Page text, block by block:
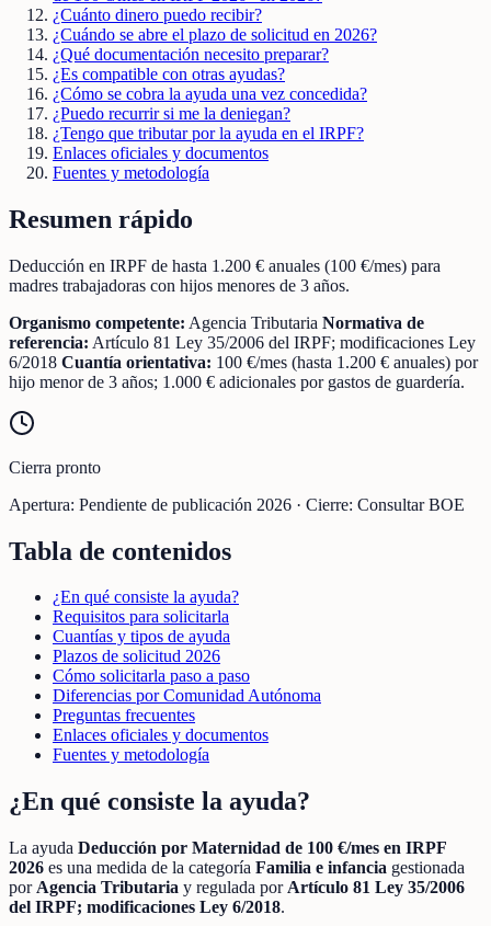
¿Cuánto dinero puedo recibir?
¿Cuándo se abre el plazo de solicitud en 2026?
¿Qué documentación necesito preparar?
¿Es compatible con otras ayudas?
¿Cómo se cobra la ayuda una vez concedida?
¿Puedo recurrir si me la deniegan?
¿Tengo que tributar por la ayuda en el IRPF?
Enlaces oficiales y documentos
Fuentes y metodología
Resumen rápido
Deducción en IRPF de hasta 1.200 € anuales (100 €/mes) para
madres trabajadoras con hijos menores de 3 años.
Organismo competente: Agencia Tributaria Normativa de
referencia: Artículo 81 Ley 35/2006 del IRPF; modificaciones Ley
6/2018 Cuantía orientativa: 100 €/mes (hasta 1.200 € anuales) por
hijo menor de 3 años; 1.000 € adicionales por gastos de guardería.
Cierra pronto
Apertura: Pendiente de publicación 2026 · Cierre: Consultar BOE
Tabla de contenidos
¿En qué consiste la ayuda?
Requisitos para solicitarla
Cuantías y tipos de ayuda
Plazos de solicitud 2026
Cómo solicitarla paso a paso
Diferencias por Comunidad Autónoma
Preguntas frecuentes
Enlaces oficiales y documentos
Fuentes y metodología
¿En qué consiste la ayuda?
La ayuda Deducción por Maternidad de 100 €/mes en IRPF
2026 es una medida de la categoría Familia e infancia gestionada
por Agencia Tributaria y regulada por Artículo 81 Ley 35/2006
del IRPF; modificaciones Ley 6/2018.